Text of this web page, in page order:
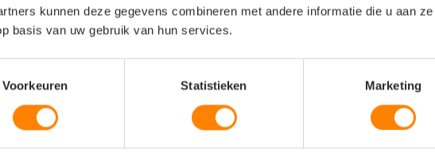
kunnen deze gegevens combineren met andere informatie die u aan
basis van uw gebruik van hun services.
Voorkeuren Statistieken Marketing